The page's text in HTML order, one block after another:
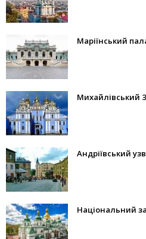
Маріїнський
Михайлівський
Андріївський
Національний